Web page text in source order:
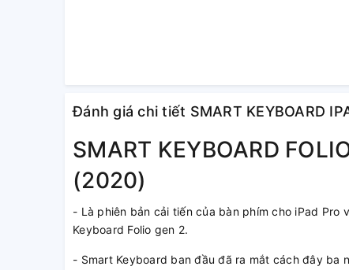
Đánh giá chi tiết SMART KEYBOARD
SMART KEYBOARD
(2020)
- Là phiên bản cải tiến của bàn phím cho iPad Pro
Keyboard Folio gen 2.
- Smart Keyboard ban đầu đã ra mắt cách đây